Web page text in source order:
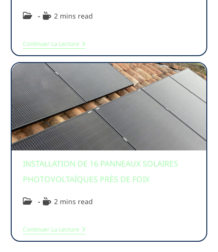
2 mins read
Continuer La Lecture
INSTALLATION DE 16 PANNEAUX SOLAIRES
PHOTOVOLTAÏQUES PRÈS DE FOIX
2 mins read
Continuer La Lecture